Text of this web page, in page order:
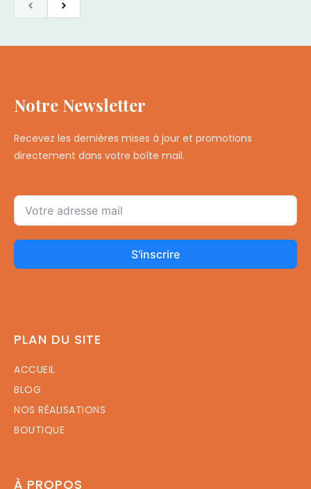
Notre Newsletter
Recevez les dernières mises à jour et promotions
directement dans votre boîte mail.
S'inscrire
PLAN DU SITE
ACCUEIL
BLOG
NOS RÉALISATIONS
BOUTIQUE
À PROPOS